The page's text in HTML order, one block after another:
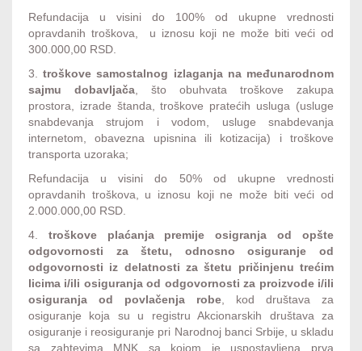
Refundacija u visini do 100% od ukupne vrednosti
opravdanih troškova, u iznosu koji ne može biti veći od
300.000,00 RSD.
3.troškove samostalnog izlaganja na međunarodnom
sajmu dobavljača , što obuhvata troškove zakupa
prostora, izrade štanda, troškove pratećih usluga (usluge
snabdevanja strujom i vodom, usluge snabdevanja
internetom, obavezna upisnina ili kotizacija) i troškove
transporta uzoraka;
Refundacija u visini do 50% od ukupne vrednosti
opravdanih troškova, u iznosu koji ne može biti veći od
2.000.000,00 RSD.
4.
troškove plaćanja premije osigranja od opšte
odgovornosti za štetu, odnosno osiguranje od
odgovornosti iz delatnosti za štetu pričinjenu trećim
licima i/ili osiguranja od odgovornosti za proizvode i/ili
osiguranja od povlačenja robe , kod društava za
osiguranje koja su u registru Akcionarskih društava za
osiguranje i reosiguranje pri Narodnoj banci Srbije, u skladu
sa zahtevima MNK sa kojom je uspostavljena prva